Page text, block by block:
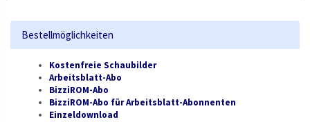
Bestellmöglichkeiten
Kostenfreie Schaubilder
Arbeitsblatt-Abo
BizziROM-Abo
BizziROM-Abo für Arbeitsblatt-Abonnenten
Einzeldownload